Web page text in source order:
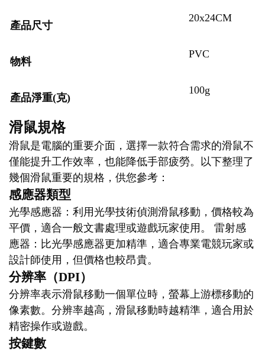
產品尺寸
20x24CM
物料
PVC
產品淨重(克)
100g
滑鼠規格
滑鼠是電腦的重要介面，選擇一款符合需求的滑鼠不
僅能提升工作效率，也能降低手部疲勞。以下整理了
幾個滑鼠重要的規格，供您參考：
感應器類型
光學感應器：利用光學技術偵測滑鼠移動，價格較為
平價，適合一般文書處理或遊戲玩家使用。 雷射感
應器：比光學感應器更加精準，適合專業電競玩家或
設計師使用，但價格也較昂貴。
分辨率（DPI）
分辨率表示滑鼠移動一個單位時，螢幕上游標移動的
像素數。分辨率越高，滑鼠移動時越精準，適合用於
精密操作或遊戲。
按鍵數